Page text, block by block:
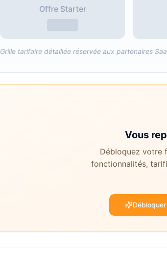
Offre Starter
Grille tarifaire détaillée réservée aux partenaires
Vous
Débloquez votre
fonctionnalités,